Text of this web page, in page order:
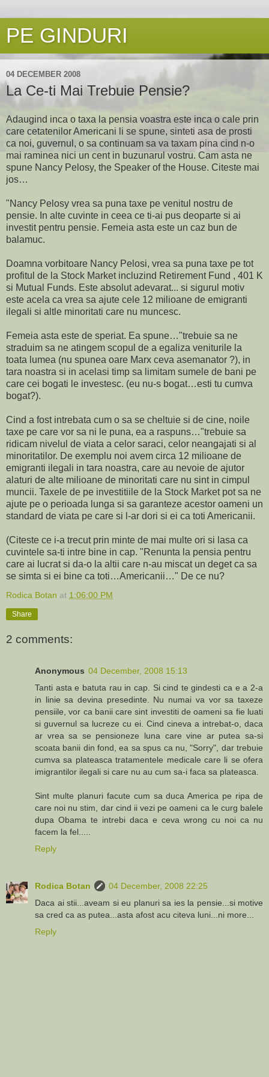
PE GINDURI
04 DECEMBER 2008
La Ce-ti Mai Trebuie Pensie?
Adaugind inca o taxa la pensia voastra este inca o cale prin
care cetatenilor Americani li se spune, sinteti asa de prosti
ca noi, guvernul, o sa continuam sa va taxam pina cind n-o
mai raminea nici un cent in buzunarul vostru. Cam asta ne
spune Nancy Pelosy, the Speaker of the House. Citeste mai
jos…
"Nancy Pelosy vrea sa puna taxe pe venitul nostru de
pensie. In alte cuvinte in ceea ce ti-ai pus deoparte si ai
investit pentru pensie. Femeia asta este un caz bun de
balamuc.
Doamna vorbitoare Nancy Pelosi, vrea sa puna taxe pe tot
profitul de la Stock Market incluzind Retirement Fund , 401 K
si Mutual Funds. Este absolut adevarat... si sigurul motiv
este acela ca vrea sa ajute cele 12 milioane de emigranti
ilegali si altle minoritati care nu muncesc.
Femeia asta este de speriat. Ea spune…"trebuie sa ne
straduim sa ne atingem scopul de a egaliza veniturile la
toata lumea (nu spunea oare Marx ceva asemanator ?), in
tara noastra si in acelasi timp sa limitam sumele de bani pe
care cei bogati le investesc. (eu nu-s bogat…esti tu cumva
bogat?).
Cind a fost intrebata cum o sa se cheltuie si de cine, noile
taxe pe care vor sa ni le puna, ea a raspuns…"trebuie sa
ridicam nivelul de viata a celor saraci, celor neangajati si al
minoritatilor. De exemplu noi avem circa 12 milioane de
emigranti ilegali in tara noastra, care au nevoie de ajutor
alaturi de alte milioane de minoritati care nu sint in cimpul
muncii. Taxele de pe investitiile de la Stock Market pot sa ne
ajute pe o perioada lunga si sa garanteze acestor oameni un
standard de viata pe care si l-ar dori si ei ca toti Americanii.
(Citeste ce i-a trecut prin minte de mai multe ori si lasa ca
cuvintele sa-ti intre bine in cap. "Renunta la pensia pentru
care ai lucrat si da-o la altii care n-au miscat un deget ca sa
se simta si ei bine ca toti…Americanii…" De ce nu?
Rodica Botan at 1:06:00 PM
Share
2 comments:
Anonymous 04 December, 2008 15:13
Tanti asta e batuta rau in cap. Si cind te gindesti ca e a 2-a
in linie sa devina presedinte. Nu numai va vor sa taxeze
pensiile, vor ca banii care sint investiti de oameni sa fie luati
si guvernul sa lucreze cu ei. Cind cineva a intrebat-o, daca
ar vrea sa se pensioneze luna care vine ar putea sa-si
scoata banii din fond, ea sa spus ca nu, "Sorry", dar trebuie
cumva sa plateasca tratamentele medicale care li se ofera
imigrantilor ilegali si care nu au cum sa-i faca sa plateasca.
Sint multe planuri facute cum sa duca America pe ripa de
care noi nu stim, dar cind ii vezi pe oameni ca le curg balele
dupa Obama te intrebi daca e ceva wrong cu noi ca nu
facem la fel.....
Reply
Rodica Botan
04 December, 2008 22:25
Daca ai stii...aveam si eu planuri sa ies la pensie...si motive
sa cred ca as putea...asta afost acu citeva luni...ni more...
Reply